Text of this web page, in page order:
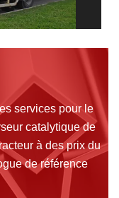
services pour le
catalytique de
à des prix du
de référence